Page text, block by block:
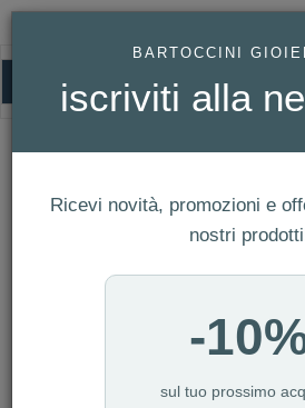
HOMEPAGE ORECCHINI OVALE IN
Orecchini Ovale in
BARTOCCINI
iscriviti alla
Ricevi novità, promozioni e
nostri
-
sul tuo prossimo